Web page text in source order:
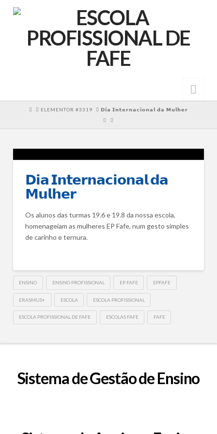
HOMEELEMENTOR #3319 𝗗𝗶𝗮 𝗜𝗻𝘁𝗲𝗿𝗻𝗮𝗰𝗶𝗼𝗻𝗮𝗹 𝗱𝗮 𝗠𝘂𝗹𝗵𝗲𝗿
𝗗𝗶𝗮 𝗜𝗻𝘁𝗲𝗿𝗻𝗮𝗰𝗶𝗼𝗻𝗮𝗹 𝗱𝗮
𝗠𝘂𝗹𝗵𝗲𝗿
Os alunos das turmas 19.6 e 19.8 da nossa escola,
homenageiam as mulheres EP Fafe, num gesto simples
de carinho e ternura.
ENSINO ENSINO PROFISSIONAL EP FAFE EPFAFE
ERASMUS+ ESCOLA ESCOLA PROFISSIONAL
ESCOLA PROFISSIONAL DE FAFE ESCOLAS FAFE FAFE
Sistema de Gestão de Ensino